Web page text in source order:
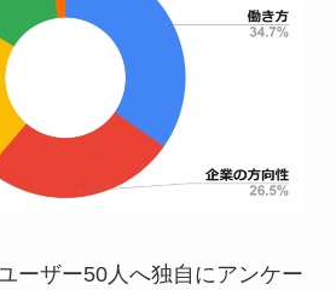
ーザー50人へ独自にアンケー